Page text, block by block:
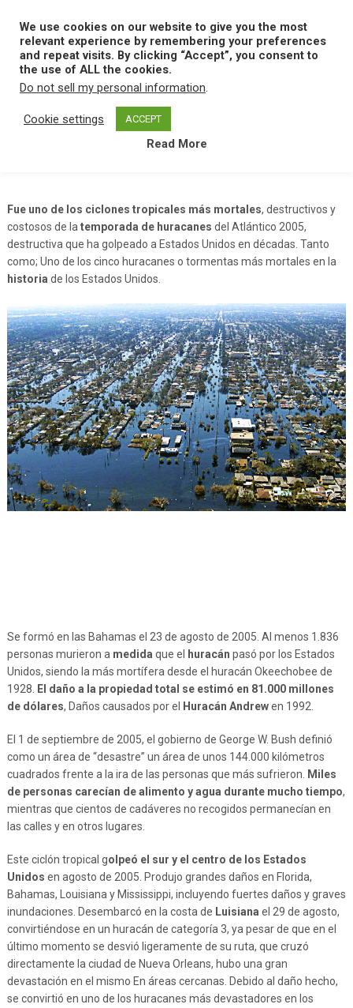
content
MENU
Home H Huracan Katrina
Huracan Katrina
Fue uno de los ciclones tropicales más mortales, destructivos y
costosos de la temporada de huracanes del Atlántico 2005,
destructiva que ha golpeado a Estados Unidos en décadas. Tanto
como; Uno de los cinco huracanes o tormentas más mortales en la
historia de los Estados Unidos.
Se formó en las Bahamas el 23 de agosto de 2005. Al menos 1.836
personas murieron a medida que el huracán pasó por los Estados
Unidos, siendo la más mortífera desde el huracán Okeechobee de
1928.
El daño a la propiedad total se estimó en 81.000 millones
de dólares, Daños causados ​​por el Huracán Andrewen 1992.
El 1 de septiembre de 2005, el gobierno de George W. Bush definió
como un área de “desastre” un área de unos 144.000 kilómetros
cuadrados frente a la ira de las personas que más sufrieron.
Miles
de personas carecían de alimento y agua durante mucho tiempo,
mientras que cientos de cadáveres no recogidos permanecían en
las calles y en otros lugares.
Este ciclón tropical golpeó el sur y el centro de los Estados
Unidos en agosto de 2005. Produjo grandes daños en Florida,
Bahamas, Louisiana y Mississippi, incluyendo fuertes daños y graves
inundaciones. Desembarcó en la costa de Luisiana el 29 de agosto,
convirtiéndose en un huracán de categoría 3, ya pesar de que en el
último momento se desvió ligeramente de su ruta, que cruzó
directamente la ciudad de Nueva Orleans, hubo una gran
devastación en el mismo En áreas cercanas. Debido al daño hecho,
se convirtió en uno de los huracanes más devastadores en los
We use cookies on our website to give you the most
relevant experience by remembering your preferences
and repeat visits. By clicking “Accept”, you consent to
the use of ALL the cookies.
Do not sell my personal information.
Cookie settings ACCEPT
Read More